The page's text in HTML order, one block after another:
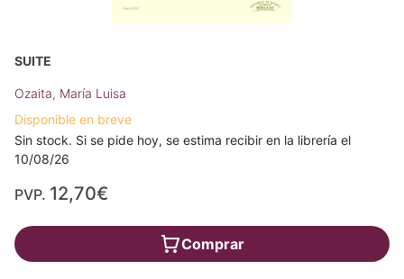
SUITE
Ozaita, María Luisa
Disponible en breve
Sin stock. Si se pide hoy, se estima recibir en la librería el
10/08/26
PVP. 12,70€
Comprar